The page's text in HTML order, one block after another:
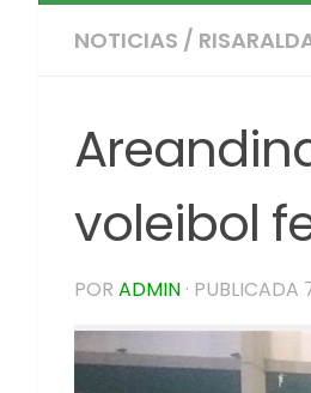
NOTICIAS /
voleibol
POR ADMIN · PUBLICADA